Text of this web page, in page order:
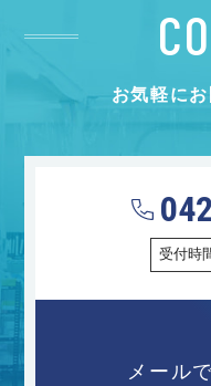
お気軽に
受付時
メール